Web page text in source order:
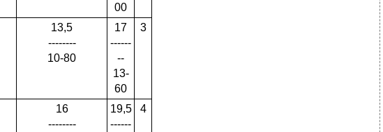
00
13,5
--------
10-80
17
------
--
13-
60
3
16
--------
19,5
------
4